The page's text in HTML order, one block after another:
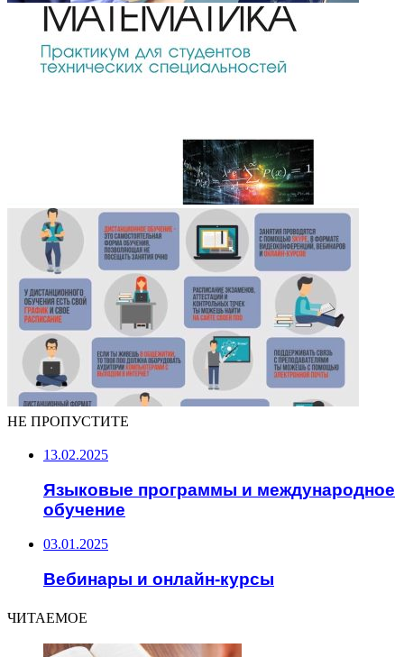
НЕ ПРОПУСТИТЕ
13.02.2025
Языковые программы и международное
обучение
03.01.2025
Вебинары и онлайн-курсы
ЧИТАЕМОЕ